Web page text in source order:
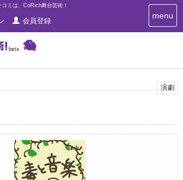
ミは、CoRich舞台芸術！
会員登録
T
o
i
g
menu
演劇